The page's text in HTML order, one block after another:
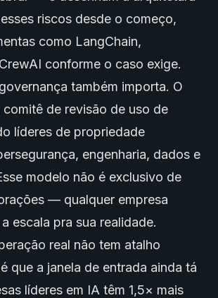
riscos desde o começo,
como LangChain,
conforme o caso exige.
também importa. O
comitê de revisão de uso de
líderes de propriedade
engenharia, dados e
modelo não é exclusivo de
— qualquer empresa
escala pra sua realidade.
real não tem atalho
que a janela de entrada ainda tá
líderes em IA têm 1,5× mais